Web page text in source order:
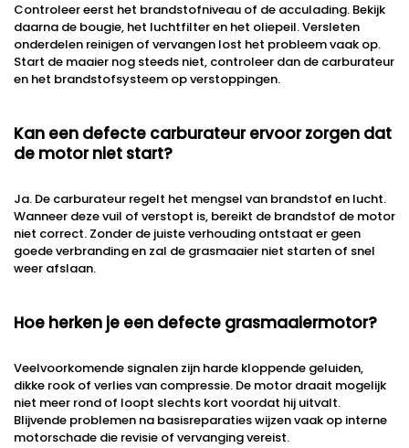
Controleer eerst het brandstofniveau of de acculading. Bekijk
daarna de bougie, het luchtfilter en het oliepeil. Versleten
onderdelen reinigen of vervangen lost het probleem vaak op.
Start de maaier nog steeds niet, controleer dan de carburateur
en het brandstofsysteem op verstoppingen.
Kan een defecte carburateur ervoor zorgen dat
de motor niet start?
Ja. De carburateur regelt het mengsel van brandstof en lucht.
Wanneer deze vuil of verstopt is, bereikt de brandstof de motor
niet correct. Zonder de juiste verhouding ontstaat er geen
goede verbranding en zal de grasmaaier niet starten of snel
weer afslaan.
Hoe herken je een defecte grasmaaiermotor?
Veelvoorkomende signalen zijn harde kloppende geluiden,
dikke rook of verlies van compressie. De motor draait mogelijk
niet meer rond of loopt slechts kort voordat hij uitvalt.
Blijvende problemen na basisreparaties wijzen vaak op interne
motorschade die revisie of vervanging vereist.